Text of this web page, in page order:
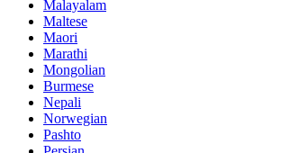
Malayalam
Maltese
Maori
Marathi
Mongolian
Burmese
Nepali
Norwegian
Pashto